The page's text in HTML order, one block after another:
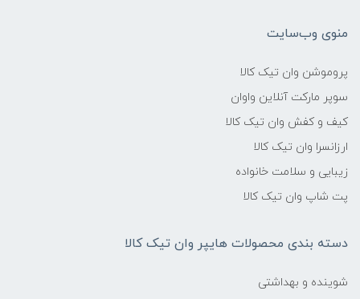
منوی وب‌سایت
پروموشن وان تیک کالا
سوپر مارکت آنلاین واوان
کیف و کفش وان تیک کالا
ارزانسرا وان تیک کالا
زیبایی و سلامت خانواده
پت شاپ وان تیک کالا
دسته بندی محصولات هایپر وان تیک کالا
شوینده و بهداشتی